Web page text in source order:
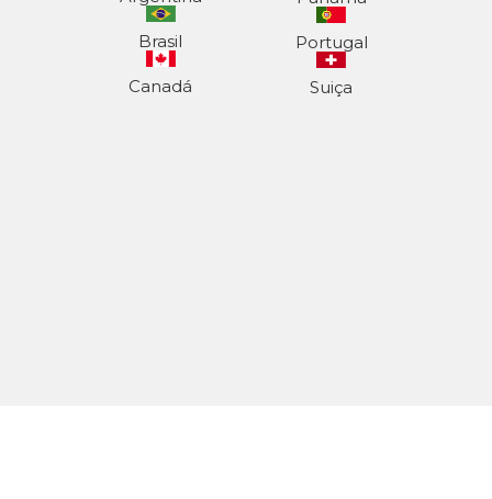
Brasil
Canadá
Portugal
Suiça